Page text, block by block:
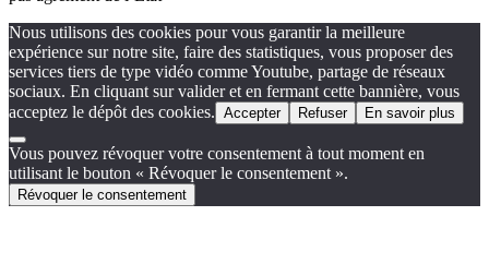
Nous utilisons des cookies pour vous garantir la meilleure
expérience sur notre site, faire des statistiques, vous proposer des
services tiers de type vidéo comme Youtube, partage de réseaux
sociaux. En cliquant sur valider et en fermant cette bannière, vous
acceptez le dépôt des cookies. Accepter Refuser En savoir plus
Vous pouvez révoquer votre consentement à tout moment en
utilisant le bouton « Révoquer le consentement ».
Révoquer le consentement